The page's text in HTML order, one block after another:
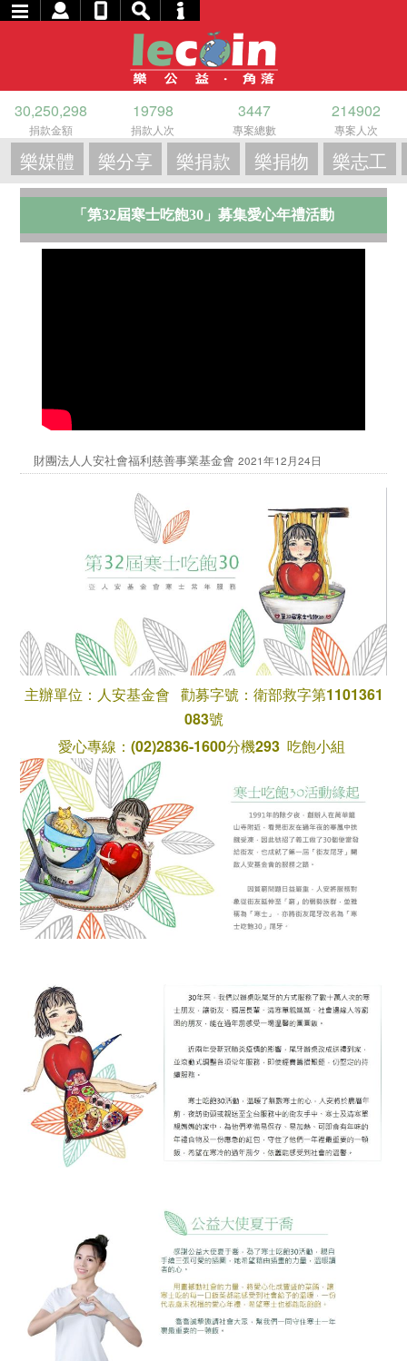
30,250,298
捐款金額
19798
捐款人次
3447
專案總數
214902
專案人次
樂媒體 樂分享 樂捐款 樂捐物 樂志工
「第32屆寒士吃飽30」募集愛心年禮活動
財團法人人安社會福利慈善事業基金會2021年12月24日
主辦單位：人安基金會 勸募字號：衛部救字第1101361
083號
愛心專線：(02)2836-1600分機293 吃飽小組